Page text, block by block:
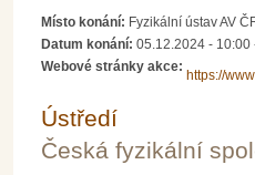
Místo konání: Fyzikální ústav AV
Datum konání: 05.12.2024 - 10:00
Webové stránky akce:
https://
Ústředí
Česká fyzikální